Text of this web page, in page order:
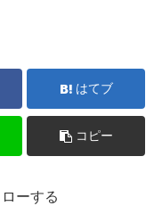
はてブ
コピー
ーする